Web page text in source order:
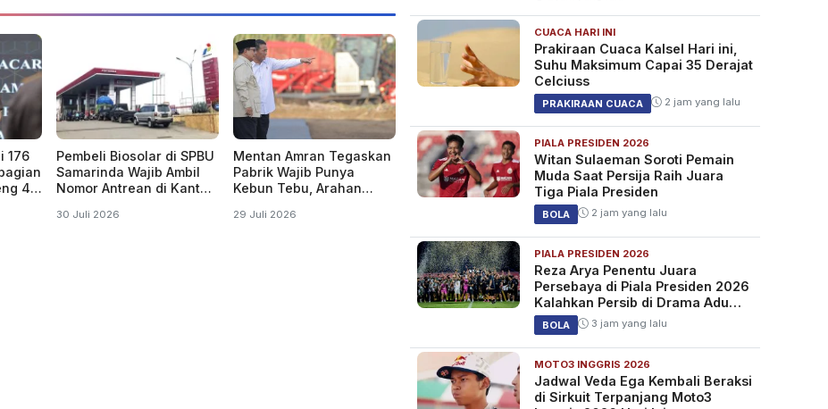
176
4,
Pembeli Biosolar di SPBU
Samarinda Wajib Ambil
Nomor Antrean di Kantor
September
30 Juli 2026
Mentan Amran Tegaskan
Pabrik Wajib Punya
Kebun Tebu, Arahan
Digenjot
29 Juli 2026
CUACA HARI INI
Prakiraan Cuaca Kalsel Hari ini,
Suhu Maksimum Capai 35 Derajat
Celciuss
PRAKIRAAN CUACA 2 jam yang lalu
PIALA PRESIDEN 2026
Witan Sulaeman Soroti Pemain
Muda Saat Persija Raih Juara
Tiga Piala Presiden
BOLA 2 jam yang lalu
PIALA PRESIDEN 2026
Reza Arya Penentu Juara
Persebaya di Piala Presiden 2026
Kalahkan Persib di Drama Adu
Penalti
BOLA 3 jam yang lalu
MOTO3 INGGRIS 2026
Jadwal Veda Ega Kembali Beraksi
di Sirkuit Terpanjang Moto3